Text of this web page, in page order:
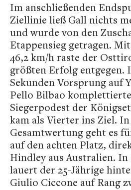
Im anschließenden
Ziellinie ließ Gall nichts
und wurde von den
Etappensieg getragen.
46,2 km/h raste der
größten Erfolg entgegen.
Sekunden Vorsprung auf
Pello Bilbao
Siegerpodest der
kam als Vierter ins Ziel.
Gesamtwertung geht es
auf den achten Platz,
Hindley aus Australien.
lauert der 25-Jährige
Giulio Ciccone auf Rang